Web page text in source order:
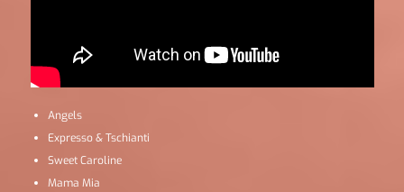
Angels
Expresso & Tschianti
Sweet Caroline
Mama Mia